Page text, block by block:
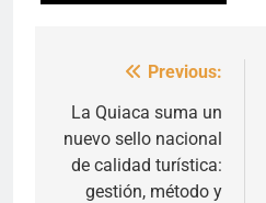
Navegación
de
entradas
Previous:
La Quiaca suma un
nuevo sello nacional
de calidad turística:
gestión, método y